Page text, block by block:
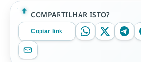
COMPARTILHAR ISTO?
Copiar link